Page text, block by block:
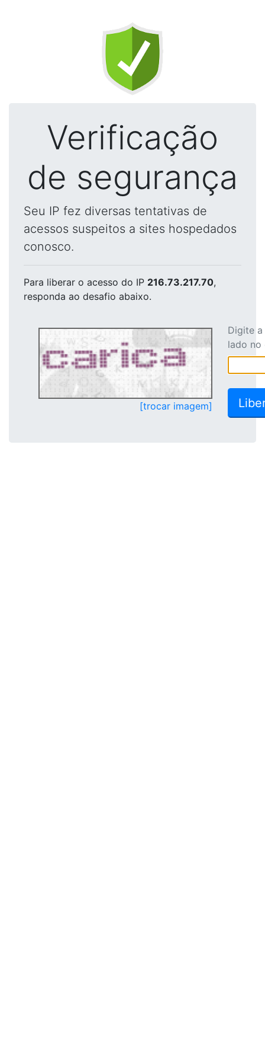
Verificação
de segurança
Seu IP fez diversas tentativas de
acessos suspeitos a sites hospedados
conosco.
Para liberar o acesso do IP 216.73.217.70,
responda ao desafio abaixo.
[trocar imagem]
Digite
lado no